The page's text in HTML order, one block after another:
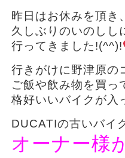
昨日はお休みを頂き、
久しぶりのいのしし
行ってきました!(^^)!
行きがけに野津原の
ご飯や飲み物を買っ
格好いいバイクが入
DUCATIの古いバイ
オーナー様